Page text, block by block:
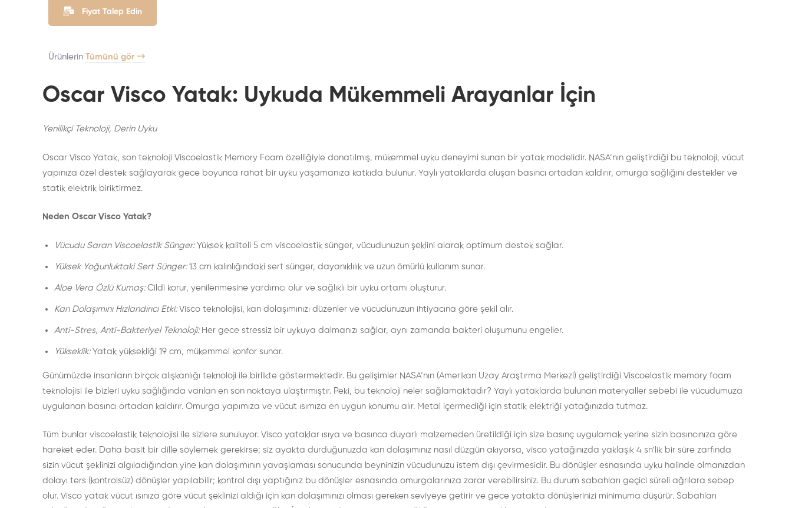
Fiyat Talep Edin
Ürünlerin Tümünü gör
Oscar Visco Yatak: Uykuda Mükemmeli Arayanlar İçin
Yenilikçi Teknoloji, Derin Uyku
Oscar Visco Yatak, son teknoloji Viscoelastik Memory Foam özelliğiyle donatılmış, mükemmel uyku deneyimi sunan bir yatak modelidir. NASA’nın geliştirdiği bu teknoloji, vücut
yapınıza özel destek sağlayarak gece boyunca rahat bir uyku yaşamanıza katkıda bulunur. Yaylı yataklarda oluşan basıncı ortadan kaldırır, omurga sağlığını destekler ve
statik elektrik biriktirmez.
Neden Oscar Visco Yatak?
Vücudu Saran Viscoelastik Sünger:Yüksek kaliteli 5 cm viscoelastik sünger, vücudunuzun şeklini alarak optimum destek sağlar.
Yüksek Yoğunluktaki Sert Sünger:13 cm kalınlığındaki sert sünger, dayanıklılık ve uzun ömürlü kullanım sunar.
Aloe Vera Özlü Kumaş:Cildi korur, yenilenmesine yardımcı olur ve sağlıklı bir uyku ortamı oluşturur.
Kan Dolaşımını Hızlandırıcı Etki:Visco teknolojisi, kan dolaşımınızı düzenler ve vücudunuzun ihtiyacına göre şekil alır.
Anti-Stres, Anti-Bakteriyel Teknoloji:Her gece stressiz bir uykuya dalmanızı sağlar, aynı zamanda bakteri oluşumunu engeller.
Yükseklik:Yatak yüksekliği 19 cm, mükemmel konfor sunar.
Günümüzde insanların birçok alışkanlığı teknoloji ile birlikte göstermektedir. Bu gelişimler NASA’nın (Amerikan Uzay Araştırma Merkezi) geliştirdiği Viscoelastik memory foam
teknolojisi ile bizleri uyku sağlığında varılan en son noktaya ulaştırmıştır. Peki, bu teknoloji neler sağlamaktadır? Yaylı yataklarda bulunan materyaller sebebi ile vücudumuza
uygulanan basıncı ortadan kaldırır. Omurga yapımıza ve vücut ısımıza en uygun konumu alır. Metal içermediği için statik elektriği yatağınızda tutmaz.
Tüm bunlar viscoelastik teknolojisi ile sizlere sunuluyor. Visco yataklar ısıya ve basınca duyarlı malzemeden üretildiği için size basınç uygulamak yerine sizin basıncınıza göre
hareket eder. Daha basit bir dille söylemek gerekirse; siz ayakta durduğunuzda kan dolaşımınız nasıl düzgün akıyorsa, visco yatağınızda yaklaşık 4 sn’lik bir süre zarfında
sizin vücut şeklinizi algıladığından yine kan dolaşımının yavaşlaması sonucunda beyninizin vücudunuzu istem dışı çevirmesidir. Bu dönüşler esnasında uyku halinde olmanızdan
dolayı ters (kontrolsüz) dönüşler yapılabilir; kontrol dışı yaptığınız bu dönüşler esnasında omurgalarınıza zarar verebilirsiniz. Bu durum sabahları geçici süreli ağrılara sebep
olur. Visco yatak vücut ısınıza göre vücut şeklinizi aldığı için kan dolaşımınızı olması gereken seviyeye getirir ve gece yatakta dönüşlerinizi minimuma düşürür. Sabahları